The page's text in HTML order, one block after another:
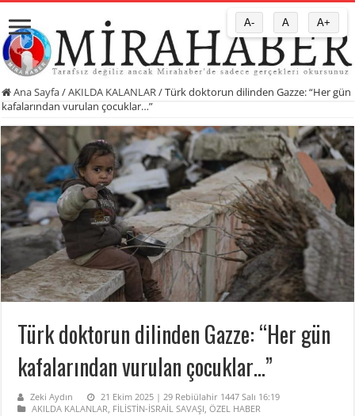
Ana Sayfa/AKILDA KALANLAR /Türk doktorun dilinden Gazze: “Her gün
kafalarından vurulan çocuklar…”
Türk doktorun dilinden Gazze: “Her gün
kafalarından vurulan çocuklar…”
Zeki Aydın
21 Ekim 2025 | 29 Rebiülahir 1447 Salı 16:19
AKILDA KALANLAR, FİLİSTİN-İSRAİL SAVAŞI,ÖZEL HABER
A- A A+